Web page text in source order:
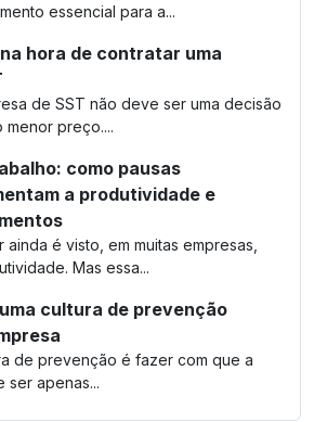
essencial para a...
hora de contratar uma
de SST não deve ser uma decisão
preço....
como pausas
a produtividade e
ainda é visto, em muitas empresas,
Mas essa...
cultura de prevenção
de prevenção é fazer com que a
ser apenas...